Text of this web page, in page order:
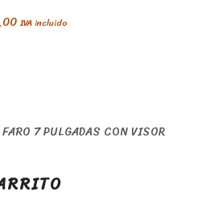
IVA incluido